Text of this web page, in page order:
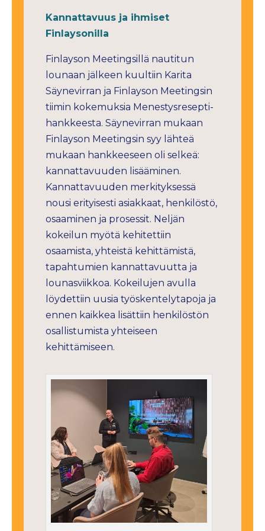
Kannattavuus ja ihmiset
Finlaysonilla
Finlayson Meetingsillä nautitun
lounaan jälkeen kuultiin Karita
Säynevirran ja Finlayson Meetingsin
tiimin kokemuksia Menestysresepti-
hankkeesta. Säynevirran mukaan
Finlayson Meetingsin syy lähteä
mukaan hankkeeseen oli selkeä:
kannattavuuden lisääminen.
Kannattavuuden merkityksessä
nousi erityisesti asiakkaat, henkilöstö,
osaaminen ja prosessit. Neljän
kokeilun myötä kehitettiin
osaamista, yhteistä kehittämistä,
tapahtumien kannattavuutta ja
lounasviikkoa. Kokeilujen avulla
löydettiin uusia työskentelytapoja ja
ennen kaikkea lisättiin henkilöstön
osallistumista yhteiseen
kehittämiseen.